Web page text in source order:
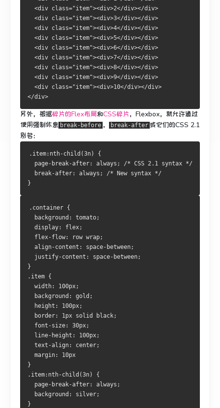
  <div class="item"><div>2</div></div>
  <div class="item"><div>3</div></div>
  <div class="item"><div>4</div></div>
  <div class="item"><div>5</div></div>
  <div class="item"><div>6</div></div>
  <div class="item"><div>7</div></div>
  <div class="item"><div>8</div></div>
  <div class="item"><div>9</div></div>
  <div class="item"><div>10</div></div>
</div>
另外，根据碎片的Flex布局和CSS碎片，Flexbox，就允许通过
使用强制休息 break-before ， break-after 或它们的CSS 2.1
别名：
.item:nth-child(3n) {
  page-break-after: always; /* CSS 2.1 syntax */
  break-after: always; /* New syntax */
}
.container {
  background: tomato;
  display: flex;
  flex-flow: row wrap;
  align-content: space-between;
  justify-content: space-between;
}
.item {
  width: 100px;
  background: gold;
  height: 100px;
  border: 1px solid black;
  font-size: 30px;
  line-height: 100px;
  text-align: center;
  margin: 10px
}
.item:nth-child(3n) {
  page-break-after: always;
  background: silver;
}